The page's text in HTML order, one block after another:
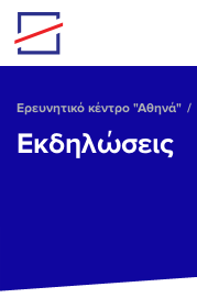
Skip to main content
Ερευνητικό κέντρο "Αθηνά"
Εκδηλώσεις